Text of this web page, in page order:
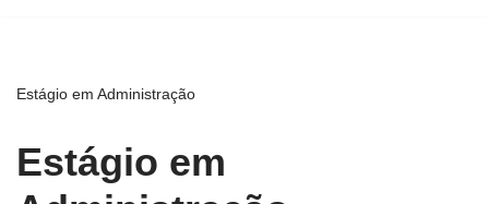
Estágio em Administração
Estágio em